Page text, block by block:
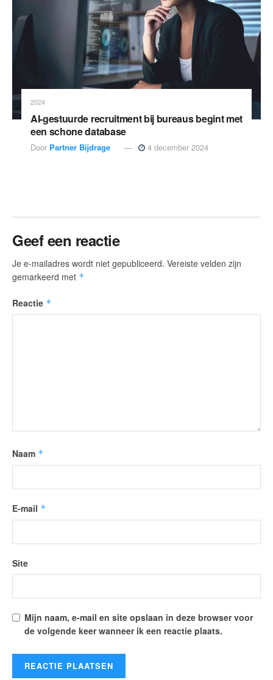
2024
AI-gestuurde recruitment bij bureaus begint met
een schone database
Door Partner Bijdrage 4 december 2024
Geef een reactie
Je e-mailadres wordt niet gepubliceerd. Vereiste velden zijn
gemarkeerd met *
Reactie *
Naam *
E-mail *
Site
Mijn naam, e-mail en site opslaan in deze browser voor
de volgende keer wanneer ik een reactie plaats.